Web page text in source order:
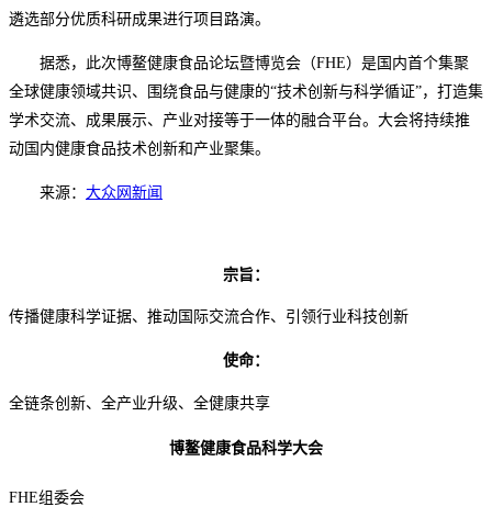
遴选部分优质科研成果进行项目路演。
据悉，此次博鳌健康食品论坛暨博览会（FHE）是国内首个集聚
全球健康领域共识、围绕食品与健康的“技术创新与科学循证”，打造集
学术交流、成果展示、产业对接等于一体的融合平台。大会将持续推
动国内健康食品技术创新和产业聚集。
来源： 大众网新闻
宗旨：
传播健康科学证据、推动国际交流合作、引领行业科技创新
使命：
全链条创新、全产业升级、全健康共享
博鳌健康食品科学大会
FHE组委会